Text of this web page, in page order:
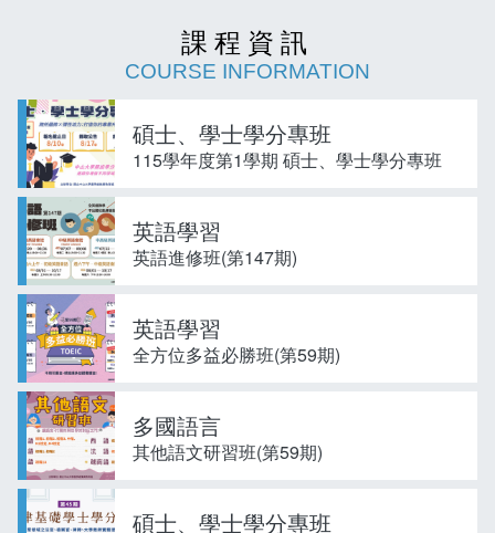
會員專區 Login
課程資訊
COURSE INFORMATION
碩士、學士學分專班
115學年度第1學期 碩士、學士學分專班
英語學習
英語進修班(第147期)
英語學習
全方位多益必勝班(第59期)
多國語言
其他語文研習班(第59期)
碩士、學士學分專班